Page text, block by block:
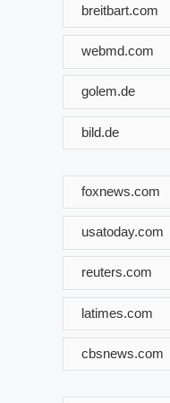
breitbart.com
webmd.com
golem.de
bild.de
foxnews.com
usatoday.com
reuters.com
latimes.com
cbsnews.com